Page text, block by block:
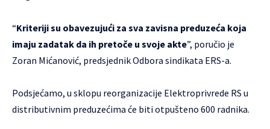
“Kriteriji su obavezujući za sva zavisna preduzeća koja
imaju zadatak da ih pretoče u svoje akte”, poručio je
Zoran Mićanović, predsjednik Odbora sindikata ERS-a.
Podsjećamo, u sklopu reorganizacije Elektroprivrede RS u
distributivnim preduzećima će biti otpušteno 600 radnika.